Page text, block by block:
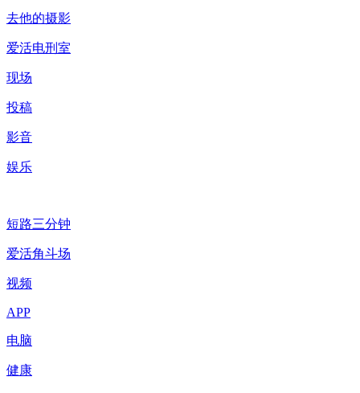
去他的摄影
爱活电刑室
现场
投稿
影音
娱乐
短路三分钟
爱活角斗场
视频
APP
电脑
健康